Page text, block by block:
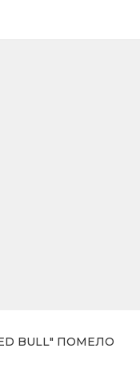
BULL" ПОМЕЛО